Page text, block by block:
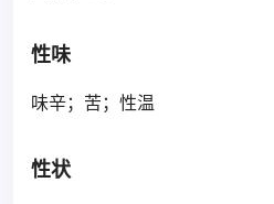
性味
味辛；苦；性温
性状